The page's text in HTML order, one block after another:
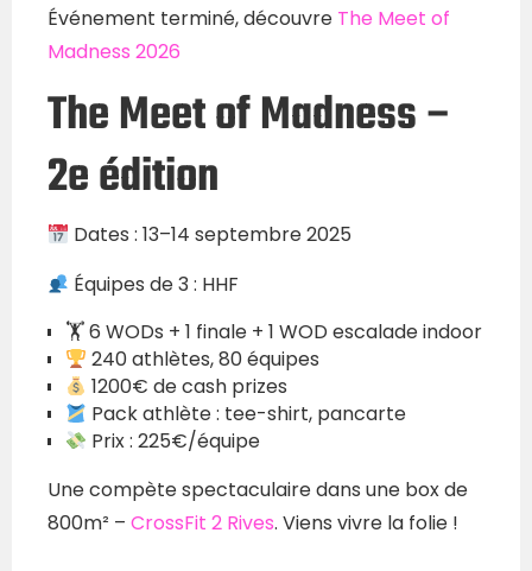
Événement terminé, découvre The Meet of
Madness 2026
The Meet of Madness –
2e édition
Dates : 13–14 septembre 2025
Équipes de 3 : HHF
🏋️ 6 WODs + 1 finale + 1 WOD escalade indoor
240 athlètes, 80 équipes
1200€ de cash prizes
Pack athlète : tee-shirt, pancarte
Prix : 225€/équipe
Une compète spectaculaire dans une box de
800m² – CrossFit 2 Rives. Viens vivre la folie !